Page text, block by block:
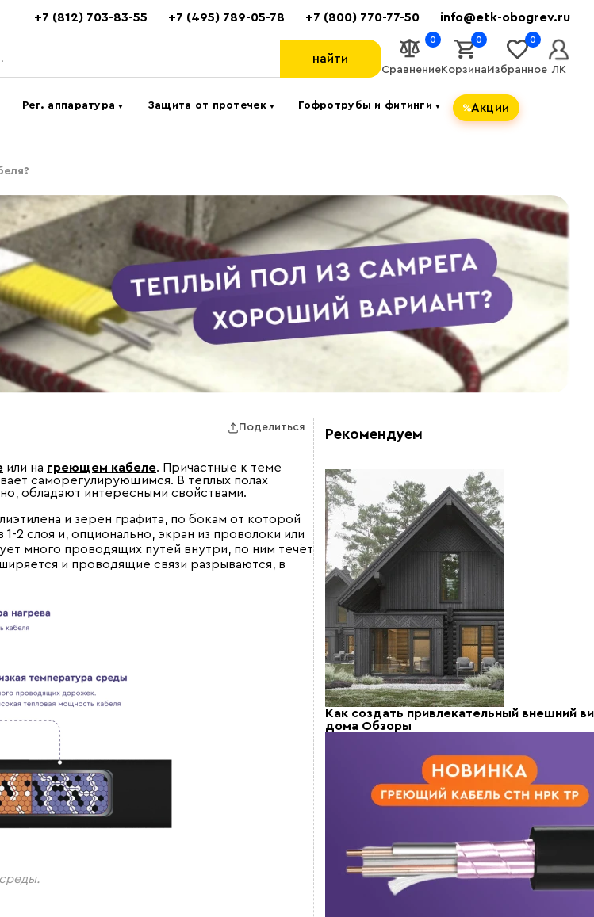
+7 (812) 703-83-55 +7 (495) 789-05-78 +7 (800) 770-77-50 info@etk-obogrev.ru
найти
Сравнение
0
Корзина
0
Избранное
0
ЛК
Рег. аппаратура▼ Защита от протечек▼ Гофротрубы и фитинги▼ Акции
Поделиться
или на греющем кабеле. Причастные к теме
саморегулирующимся. В теплых полах
обладают интересными свойствами.
и зерен графита, по бокам от которой
2 слоя и, опционально, экран из проволоки или
много проводящих путей внутри, по ним течёт
и проводящие связи разрываются, в
Рекомендуем
Как создать привлекательный внешний
дома Обзоры